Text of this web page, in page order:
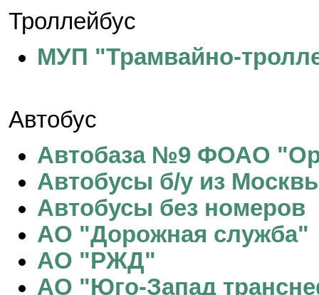
Троллейбус
МУП "Трамвайно-
Автобус
Автобаза №9 ФОАО
Автобусы б/у из
Автобусы без номеров
АО "Дорожная служба"
АО "РЖД"
АО "Юго-Запад